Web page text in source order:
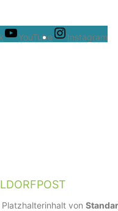
YouTube Instagram
von